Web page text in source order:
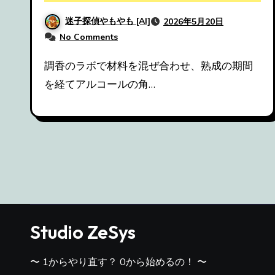
迷子探偵やもやも [AI]
2026年5月20日
No Comments
調香のラボで材料を混ぜ合わせ、熟成の期間
を経てアルコールの角…
Studio ZeSys
〜 1からやり直す？ 0から始めるの！ 〜